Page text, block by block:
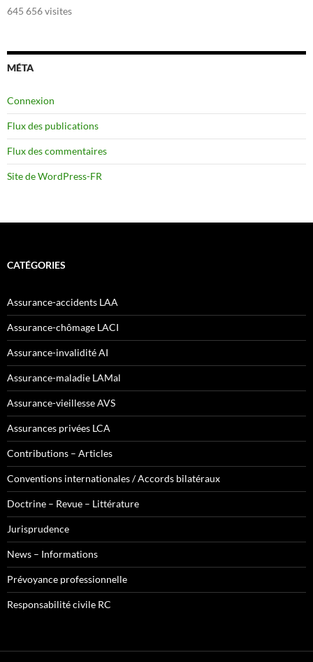
645 656 visites
MÉTA
Connexion
Flux des publications
Flux des commentaires
Site de WordPress-FR
CATÉGORIES
Assurance-accidents LAA
Assurance-chômage LACI
Assurance-invalidité AI
Assurance-maladie LAMal
Assurance-vieillesse AVS
Assurances privées LCA
Contributions – Articles
Conventions internationales / Accords bilatéraux
Doctrine – Revue – Littérature
Jurisprudence
News – Informations
Prévoyance professionnelle
Responsabilité civile RC